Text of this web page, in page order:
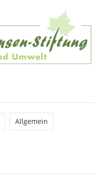
Allgemein